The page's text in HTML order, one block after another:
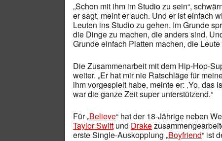
„Schon mit ihm im Studio zu sein“,
er sagt, meint er auch. Und er ist einfach
Leuten ins Studio zu gehen. Im Grunde
die Dinge zu machen, die anders sind.
Grunde einfach Platten machen, die
Die Zusammenarbeit mit dem Hip-Hop-
weiter. „Er hat mir nie Ratschläge für
ihm vorgespielt habe, meinte er: ‚Yo, das
war die ganze Zeit super unterstützend.“
Für „Believe“ hat der 18-Jährige neben
Taylor Swift und Drake
erste Single-Auskopplung „Boyfriend“ ist